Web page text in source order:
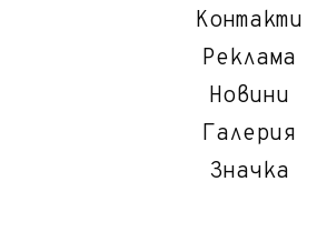
Контакти
Реклама
Новини
Галерия
Значка